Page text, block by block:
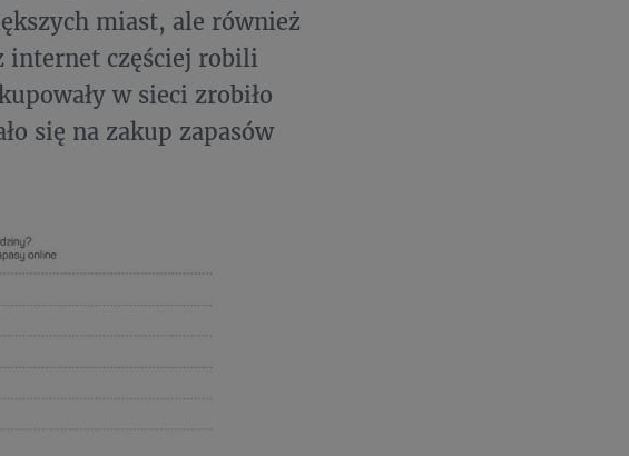
miast, ale również
internet częściej robili
w sieci zrobiło
się na zakup zapasów